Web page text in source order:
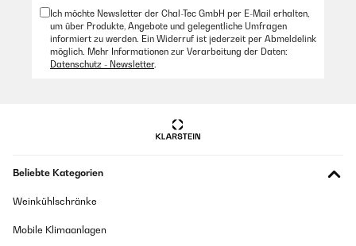
Ich möchte Newsletter der Chal-Tec GmbH per E-Mail erhalten,
um über Produkte, Angebote und gelegentliche Umfragen
informiert zu werden. Ein Widerruf ist jederzeit per Abmeldelink
möglich. Mehr Informationen zur Verarbeitung der Daten:
Datenschutz - Newsletter.
Beliebte Kategorien
Weinkühlschränke
Mobile Klimaanlagen